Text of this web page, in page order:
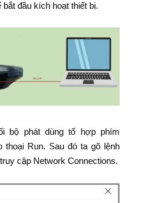
đầu kích hoạt thiết bị.
bộ phát dùng tổ hợp phím
thoại Run. Sau đó ta gõ lệnh
cập Network Connections.